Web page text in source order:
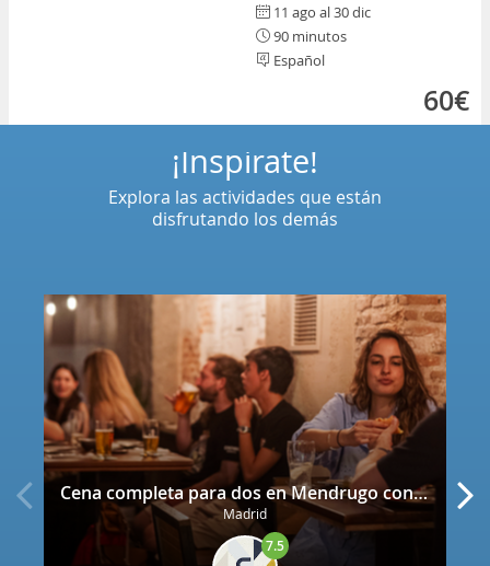
11 ago al 30 dic
90 minutos
Español
60€
Cena completa para dos en Mendrugo con cerveza artesana incluida
Madrid
7.5
¡Inspírate!
Explora las actividades que están
disfrutando los demás